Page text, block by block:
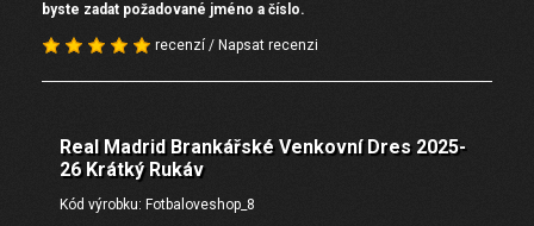
byste zadat požadované jméno a číslo.
recenzí / Napsat recenzi
Real Madrid Brankářské Venkovní Dres 2025-
26 Krátký Rukáv
Kód výrobku: Fotbaloveshop_8